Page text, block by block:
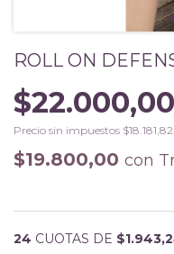
ROLL ON
$22.000,00
Precio sin impuestos $18.181,82
$19.800,00 con
24 CUOTAS DE